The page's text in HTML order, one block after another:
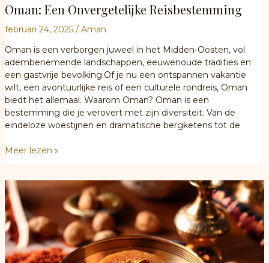
Oman: Een Onvergetelijke Reisbestemming
februari 24, 2025 / Aman
Oman is een verborgen juweel in het Midden-Oosten, vol
adembenemende landschappen, eeuwenoude tradities en
een gastvrije bevolking.Of je nu een ontspannen vakantie
wilt, een avontuurlijke reis of een culturele rondreis, Oman
biedt het allemaal. Waarom Oman? Oman is een
bestemming die je verovert met zijn diversiteit. Van de
eindeloze woestijnen en dramatische bergketens tot de
Oman:
Reisbestemming
Meer lezen »